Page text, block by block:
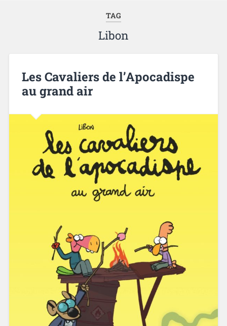
TAG
Libon
Les Cavaliers de l’Apocadispe
au grand air